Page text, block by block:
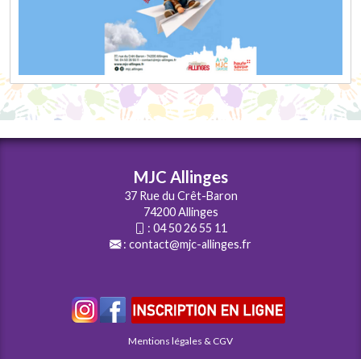
MJC Allinges
37 Rue du Crêt-Baron
74200 Allinges
: 04 50 26 55 11
: contact@mjc-allinges.fr
Mentions légales & CGV